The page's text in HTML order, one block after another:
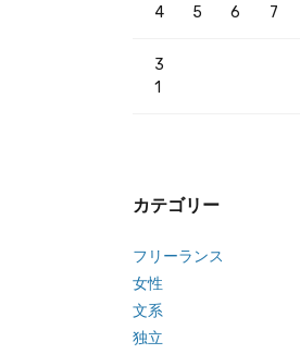
4
5
6
7
3
1
カテゴリー
フリーランス
女性
文系
独立